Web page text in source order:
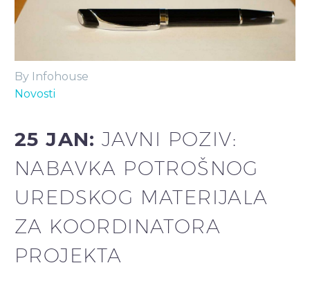
By Infohouse
Novosti
25 JAN:JAVNI POZIV:
NABAVKA POTROŠNOG
UREDSKOG MATERIJALA
ZA KOORDINATORA
PROJEKTA